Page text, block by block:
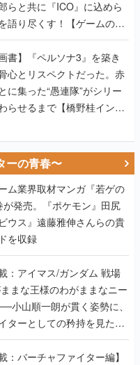
らと共に『ICO』に込めら
語り尽くす！【ゲームの企
書】『ペルソナ3』を築き
心とリスペクトだった。赤
に集った“愚連隊”がシリー
らせるまで【橋野桂インタ
ーの青春〜
ム業界取材マンガ『若ゲの
が発売。『ポケモン』田尻
ウス』遠藤雅伸さんらの貴
を収録
アイマス/ガンダム 戦場
まな王様のわがままなニー
小山順一朗が貫く姿勢に、
ターとしての矜持を見た
最終回】
：バーチャファイター編】